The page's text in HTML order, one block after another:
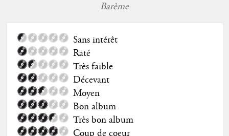
Barème
Sans intérêt
Raté
Très faible
Décevant
Moyen
Bon album
Très bon album
Coup de coeur